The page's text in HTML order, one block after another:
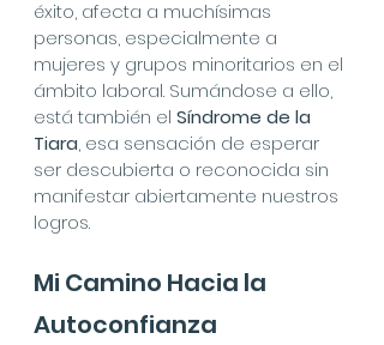
éxito, afecta a muchísimas
personas, especialmente a
mujeres y grupos minoritarios en el
ámbito laboral. Sumándose a ello,
está también el Síndrome de la
Tiara, esa sensación de esperar
ser descubierta o reconocida sin
manifestar abiertamente nuestros
logros.
Mi Camino Hacia la
Autoconfianza